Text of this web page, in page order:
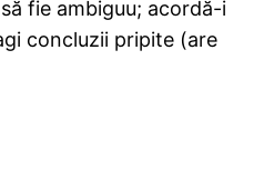
fie ambiguu; acordă-i
concluzii pripite (are